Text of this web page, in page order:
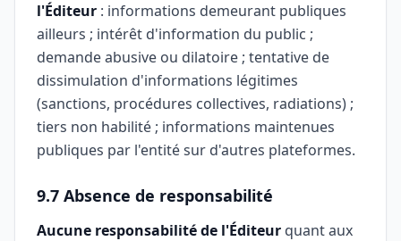
l'Éditeur : informations demeurant publiques
ailleurs ; intérêt d'information du public ;
demande abusive ou dilatoire ; tentative de
dissimulation d'informations légitimes
(sanctions, procédures collectives, radiations) ;
tiers non habilité ; informations maintenues
publiques par l'entité sur d'autres plateformes.
9.7 Absence de responsabilité
Aucune responsabilité de l'Éditeur quant aux